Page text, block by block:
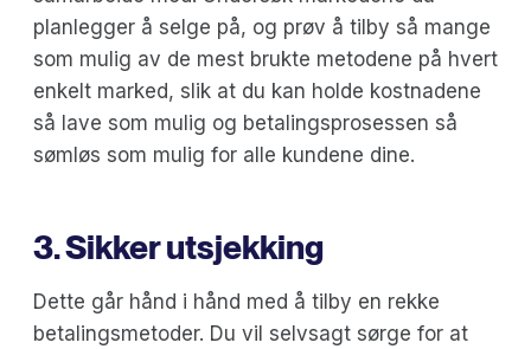
planlegger å selge på, og prøv å tilby så mange
som mulig av de mest brukte metodene på hvert
enkelt marked, slik at du kan holde kostnadene
så lave som mulig og betalingsprosessen så
sømløs som mulig for alle kundene dine.
3. Sikker utsjekking
Dette går hånd i hånd med å tilby en rekke
betalingsmetoder. Du vil selvsagt sørge for at